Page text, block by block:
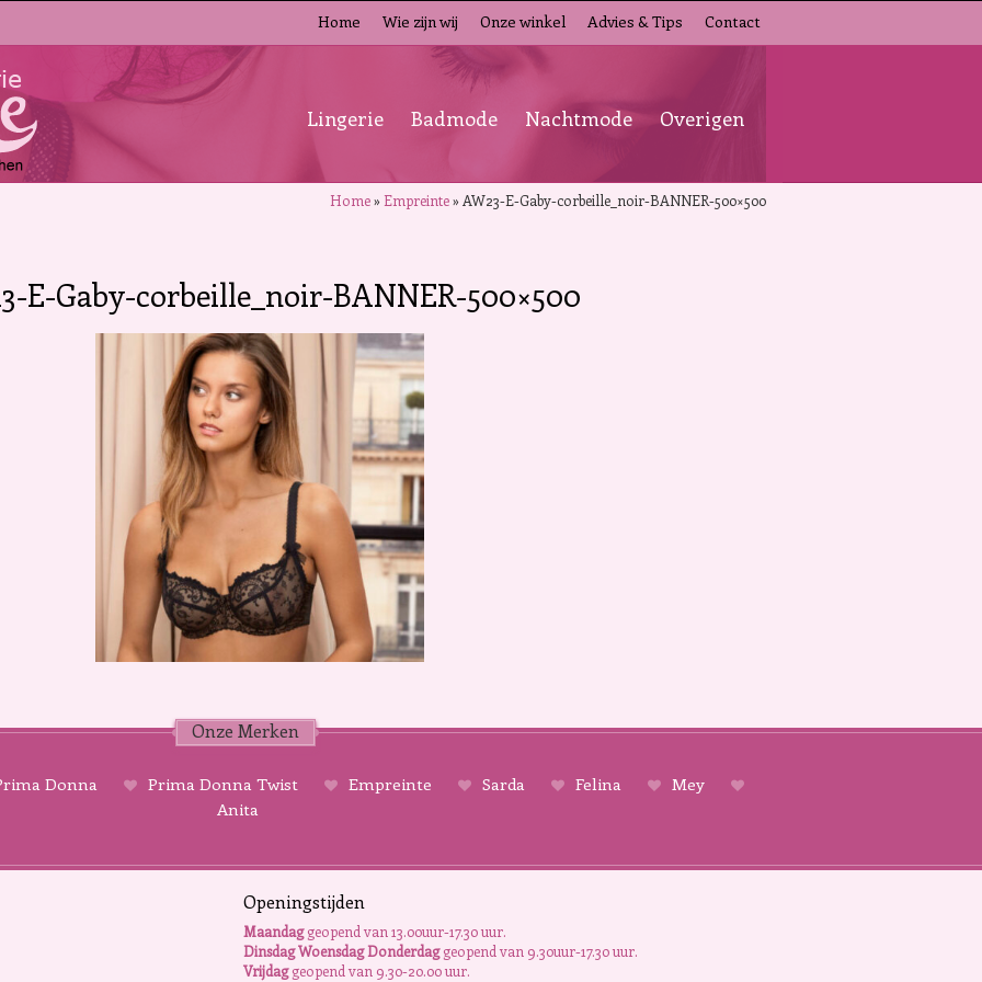
Home Wie zijn wij Onze winkel Advies & Tips Contact
Lingerie Badmode Nachtmode Overigen
Home»Empreinte» AW23-E-Gaby-corbeille_noir-BANNER-500×500
E-Gaby-corbeille_noir-BANNER-500×500
Onze Merken
Donna Prima Donna Twist Empreinte Sarda Felina
Mey
Anita
Openingstijden
Maandaggeopend van 13.00uur-17.30 uur.
Dinsdag Woensdag Donderdaggeopend van 9.30uur-17.30 uur.
Vrijdaggeopend van 9.30-20.00 uur.